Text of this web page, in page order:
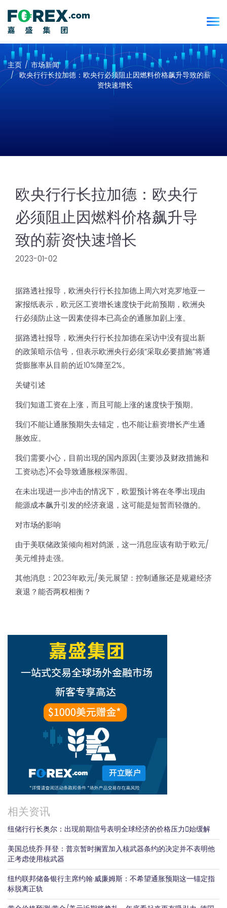
主页
市场新闻
欧央行行长拉加德：欧央行必须阻止因燃料价格飙升导致的薪
资快速增长
欧央行行长拉加德：欧央行
必须阻止因燃料价格飙升导
致的薪资快速增长
2023-01-02
据路透社报导，欧洲央行行长拉加德上周六对克罗地亚一
家报纸表示，欧元区工资增长速度快于此前预期，欧洲央
行必须防止这一因素使得本已高企的通胀加剧上涨。
据路透社报导，欧洲央行行长拉加德在采访中没有提出新
的政策暗示信号，但表示欧洲央行必须“采取必要措施”将通
货膨胀率从目前的近10%降至2%。
关键引述
我们知道工资在上涨，而且可能上涨的速度快于预期。
我们不能让通胀预期失去锚定，也不能让薪资增长产生通
胀效应。
我们需要小心，目前出现的国内原因(主要涉及财政措施和
工资动态)不会导致通胀根深蒂固。
在未出现进一步冲击的情况下，欧盟预计将在冬季出现由
能源成本飙升引发的经济衰退，这可能是短暂而轻微的。
对市场的影响
由于美联储政策倾向相对鸽派，这一消息应该有助于欧元/
美元维持走强。
其他消息：2023年欧元/美元展望：控制通胀还是规避经济
衰退？能否两权相衡？
相关资讯
纽储行行长奥尔：出现前期信号表明全球经济的价格压力𫔭始缓解
美国总统乔·拜登：普京暂时搁置加入核武器条约的决定并不表明他
正考虑使用核武器
纽约联邦储备银行主席约翰·威廉姆斯：不希望通胀预期这一锚定指
标脱离正轨